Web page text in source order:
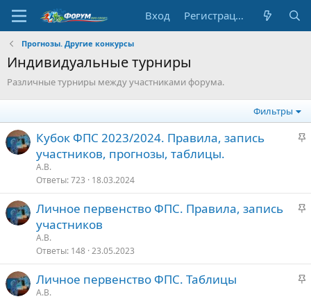
Вход Регистрация
Прогнозы. Другие конкурсы
Индивидуальные турниры
Различные турниры между участниками форума.
Фильтры
З
е
п
о
Кубок ФПС 2023/2024. Правила, запись
участников, прогнозы, таблицы.
А.В.
Ответы 723 18.03.2024
З
е
п
Личное первенство ФПС. Правила, запись
участников
А.В.
Ответы 148 23.05.2023
З
Личное первенство ФПС. Таблицы
А.В.